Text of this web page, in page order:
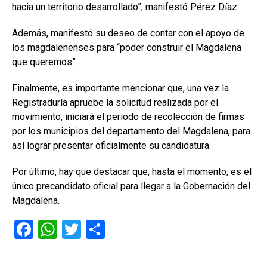
hacia un territorio desarrollado”, manifestó Pérez Díaz.
Además, manifestó su deseo de contar con el apoyo de
los magdalenenses para “poder construir el Magdalena
que queremos”.
Finalmente, es importante mencionar que, una vez la
Registraduría apruebe la solicitud realizada por el
movimiento, iniciará el periodo de recolección de firmas
por los municipios del departamento del Magdalena, para
así lograr presentar oficialmente su candidatura.
Por último, hay que destacar que, hasta el momento, es el
único precandidato oficial para llegar a la Gobernación del
Magdalena.
F
W T